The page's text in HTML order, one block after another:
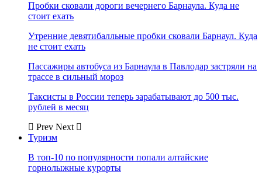
Пробки сковали дороги вечернего Барнаула. Куда не
стоит ехать
Утренние девятибалльные пробки сковали Барнаул. Куда
не стоит ехать
Пассажиры автобуса из Барнаула в Павлодар застряли на
трассе в сильный мороз
Таксисты в России теперь зарабатывают до 500 тыс.
рублей в месяц
Prev Next
Туризм
В топ-10 по популярности попали алтайские
горнолыжные курорты